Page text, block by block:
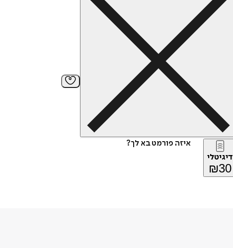
איזה פורמט בא לך?
דיגיטלי
₪30